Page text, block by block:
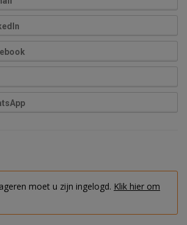
moet u zijn ingelogd. Klik hier om